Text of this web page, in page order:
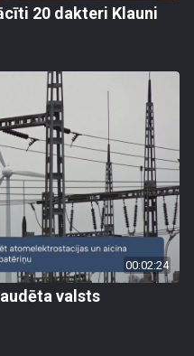
20 dakteri Klauni
00:02:24
valsts